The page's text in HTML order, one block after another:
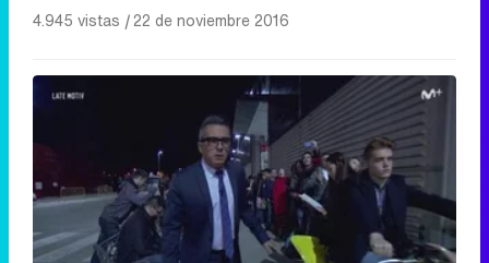
4.945 vistas |22 de noviembre 2016